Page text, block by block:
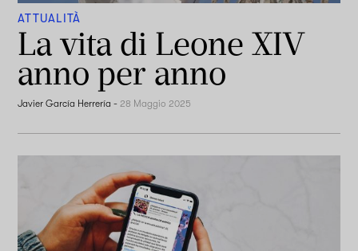
ATTUALITÀ
La vita di Leone XIV
anno per anno
Javier García Herrería -28 Maggio 2025